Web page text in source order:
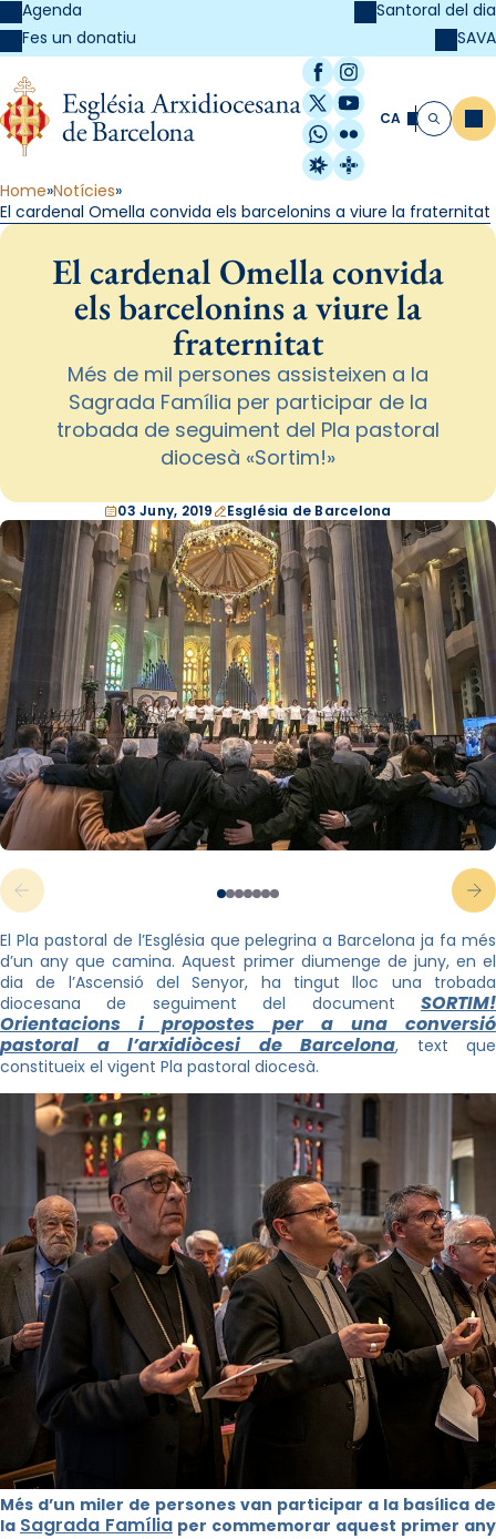
Agenda
Fes un donatiu
Santoral del dia
SAVA
Facebook
Instagram
X / Twitter
YouTube
WhatsApp
Flickr
Radio Estel
Catalunya
CA Cerca
Home Notícies
El cardenal Omella convida els barcelonins a viure la fraternitat
El cardenal Omella convida
els barcelonins a viure la
fraternitat
Més de mil persones assisteixen a la
Sagrada Família per participar de la
trobada de seguiment del Pla pastoral
diocesà «Sortim!»
03 Juny, 2019 Església de Barcelona
El Pla pastoral de l’Església que pelegrina a Barcelona ja fa més
d’un any que camina. Aquest primer diumenge de juny, en el
dia de l’Ascensió del Senyor, ha tingut lloc una trobada
diocesana de seguiment del document SORTIM!
Orientacions i propostes per a una conversió
pastoral a l’arxidiòcesi de Barcelona, text que
constitueix el vigent Pla pastoral diocesà.
Més d’un miler de persones van participar a la basílica de
la Sagrada Família per commemorar aquest primer any